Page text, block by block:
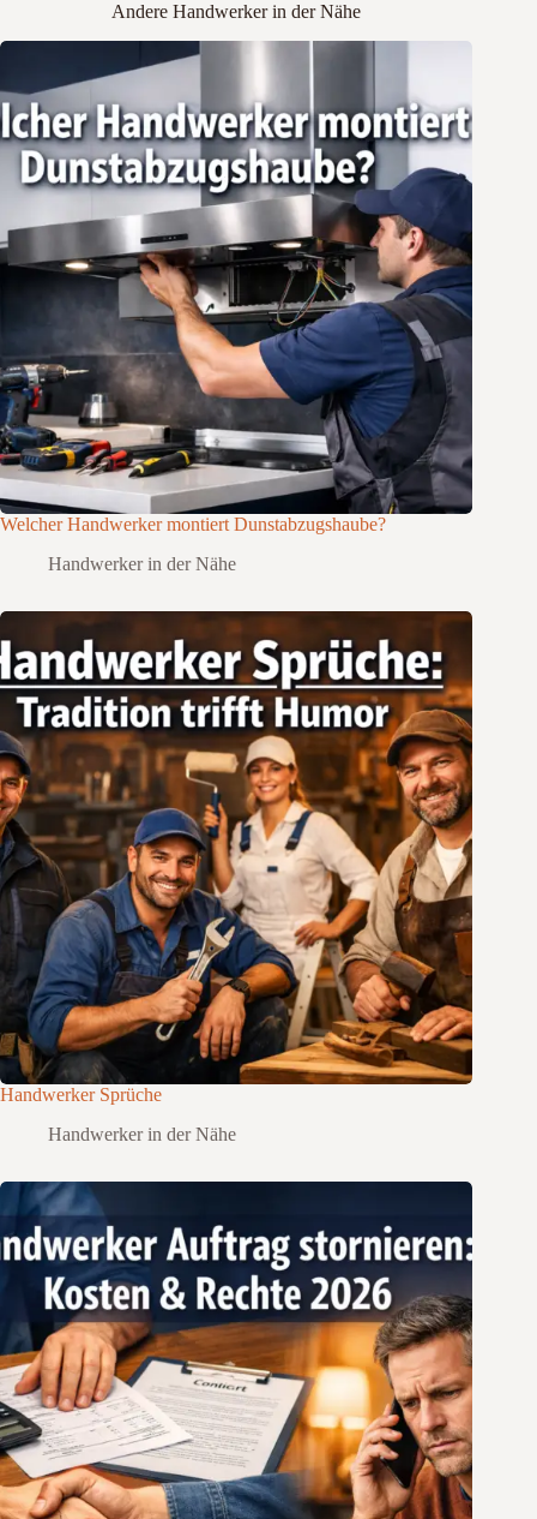
Andere Handwerker in der Nähe
Welcher Handwerker montiert Dunstabzugshaube?
Handwerker in der Nähe
Handwerker Sprüche
Handwerker in der Nähe